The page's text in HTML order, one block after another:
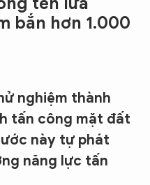
bắn hơn 1.000
nghiệm thành
tấn công mặt đất
này tự phát
năng lực tấn